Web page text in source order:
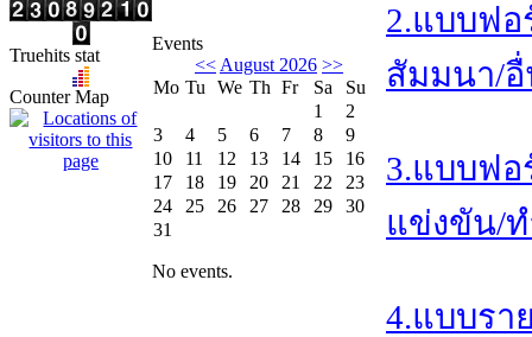
Truehits stat
Counter Map
Events
<< August 2026 >>
Mo Tu We Th Fr Sa
Su
1
2
3
4 5 6 7 8
9
10
11 12 13 14 15
16
17
18 19 20 21 22
23
24
25 26 27 28 29
30
31
No events.
2.แบบฟ
สัมมนา/
3.แบบฟอ
แข่งขัน/
4.แบบรา